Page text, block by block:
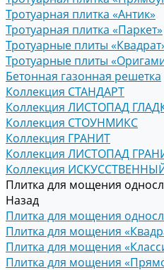
Тротуарная плитка «Антик»
Тротуарная плитка «Паркет»
Тротуарные плиты
Тротуарные плиты
Бетонная газонная решетка
Коллекция СТАНДАРТ
Коллекция ЛИСТОПАД
Коллекция СТОУНМИКС
Коллекция ГРАНИТ
Коллекция ЛИСТОПАД
Коллекция
Плитка для мощения
Назад
Плитка для мощения
Плитка для мощения
Плитка для мощения
Плитка для мощения